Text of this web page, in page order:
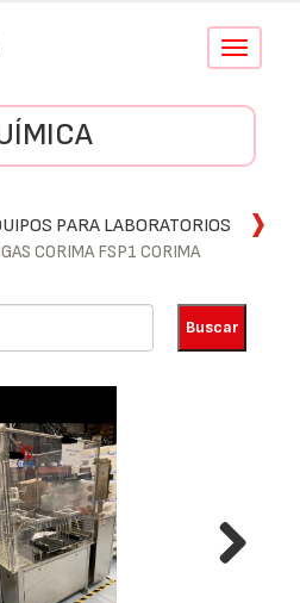
Conmutar
PARA LABORATORIOS
CORIMA FSP1 CORIMA